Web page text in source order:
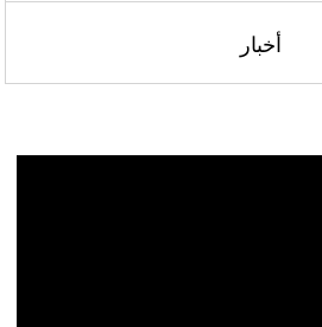
أخبار